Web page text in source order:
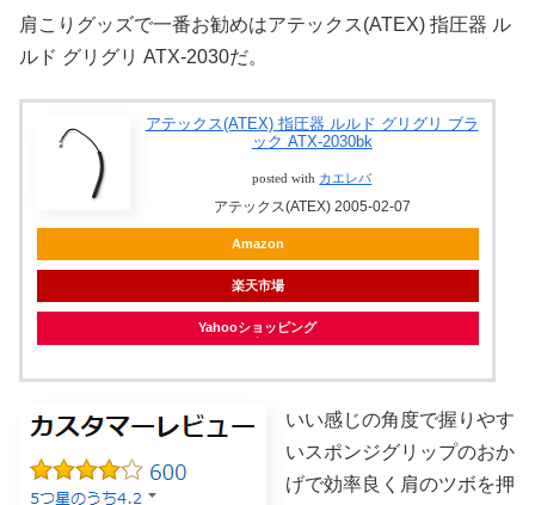
肩こりグッズで一番お勧めはアテックス(ATEX) 指圧器 ル
ルド グリグリ ATX-2030だ。
アテックス(ATEX) 指圧器 ルルド グリグリ ブラ
ック ATX-2030bk
posted with カエレバ
アテックス(ATEX) 2005-02-07
Amazon
楽天市場
Yahooショッピング
いい感じの角度で握りやす
いスポンジグリップのおか
げで効率良く肩のツボを押